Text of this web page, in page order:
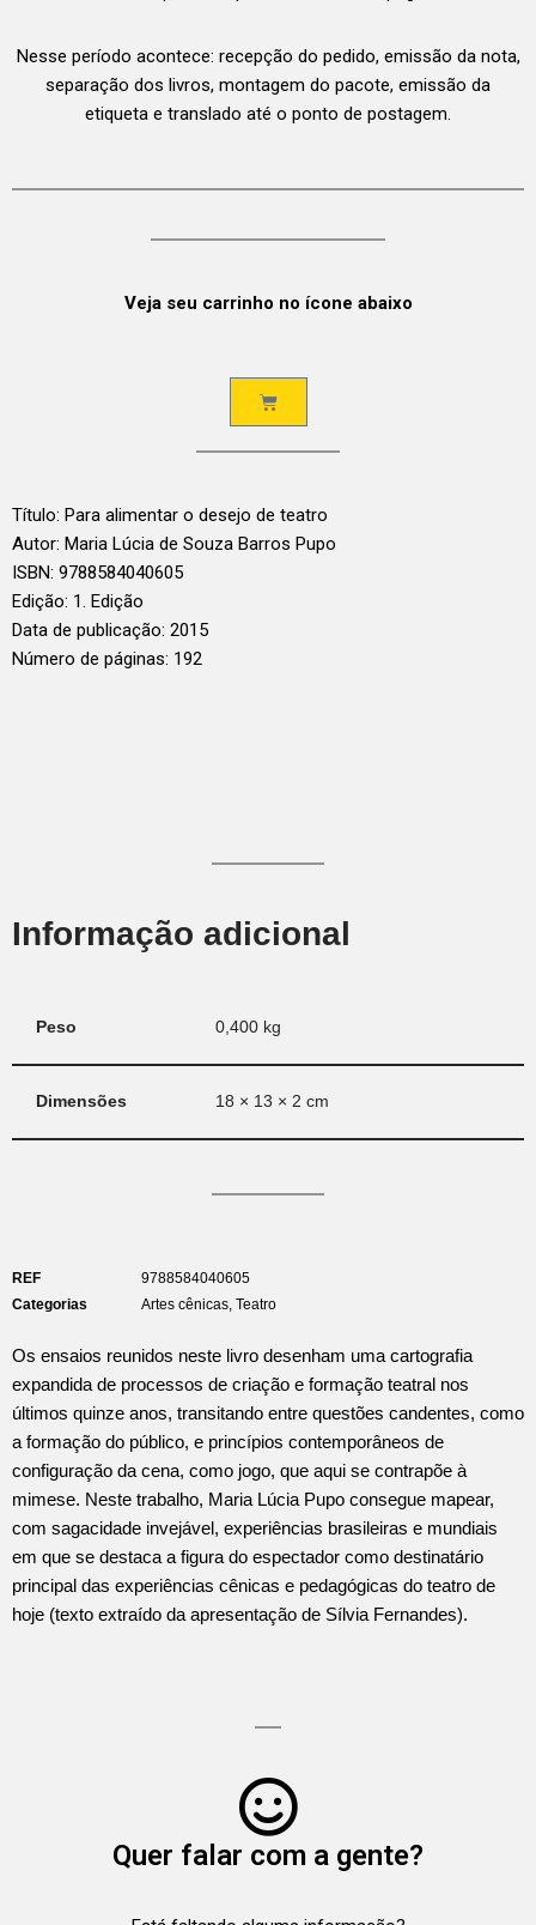
Nesse período acontece: recepção do pedido, emissão da nota,
separação dos livros, montagem do pacote, emissão da
etiqueta e translado até o ponto de postagem.
Veja seu carrinho no ícone abaixo
Título: Para alimentar o desejo de teatro
Autor: Maria Lúcia de Souza Barros Pupo
ISBN: 9788584040605
Edição: 1. Edição
Data de publicação: 2015
Número de páginas: 192
Informação adicional
Peso 0,400 kg
Dimensões 18 × 13 × 2 cm
REF
9788584040605
Categorias
Artes cênicas, Teatro
Os ensaios reunidos neste livro desenham uma cartografia
expandida de processos de criação e formação teatral nos
últimos quinze anos, transitando entre questões candentes, como
a formação do público, e princípios contemporâneos de
configuração da cena, como jogo, que aqui se contrapõe à
mimese. Neste trabalho, Maria Lúcia Pupo consegue mapear,
com sagacidade invejável, experiências brasileiras e mundiais
em que se destaca a figura do espectador como destinatário
principal das experiências cênicas e pedagógicas do teatro de
hoje (texto extraído da apresentação de Sílvia Fernandes).
Quer falar com a gente?